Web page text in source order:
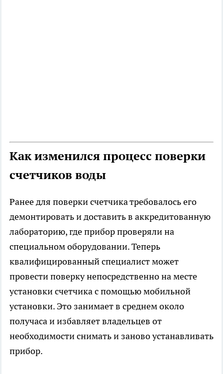
Как изменился процесс поверки
счетчиков воды
Ранее для поверки счетчика требовалось его
демонтировать и доставить в аккредитованную
лабораторию, где прибор проверяли на
специальном оборудовании. Теперь
квалифицированный специалист может
провести поверку непосредственно на месте
установки счетчика с помощью мобильной
установки. Это занимает в среднем около
получаса и избавляет владельцев от
необходимости снимать и заново устанавливать
прибор.